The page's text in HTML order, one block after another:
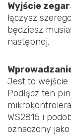
Wyjście
łączysz
będziesz
następnej.
Jest to wejście
Podłącz ten
WS2815 i
oznaczony